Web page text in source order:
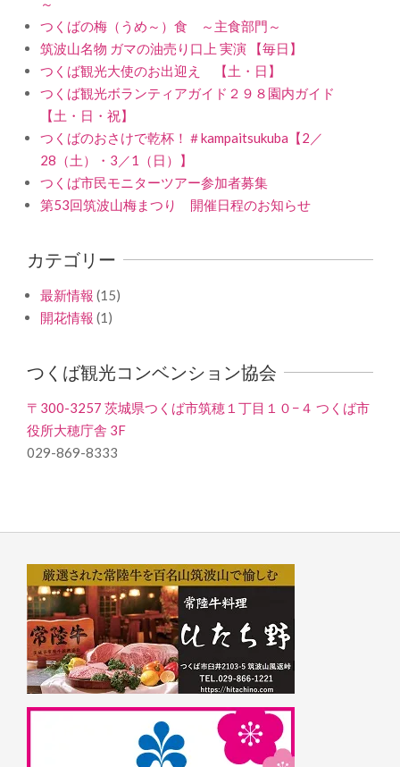
～
つくばの梅（うめ～）食 ～主食部門～
筑波山名物 ガマの油売り口上 実演 【毎日】
つくば観光大使のお出迎え 【土・日】
つくば観光ボランティアガイド２９８園内ガイド
【土・日・祝】
つくばのおさけで乾杯！＃kampaitsukuba【2／
28（土）・3／1（日）】
つくば市民モニターツアー参加者募集
第53回筑波山梅まつり 開催日程のお知らせ
カテゴリー
最新情報 (15)
開花情報 (1)
つくば観光コンベンション協会
〒300-3257 茨城県つくば市筑穂１丁目１０−４ つくば市
役所大穂庁舎 3F
029-869-8333